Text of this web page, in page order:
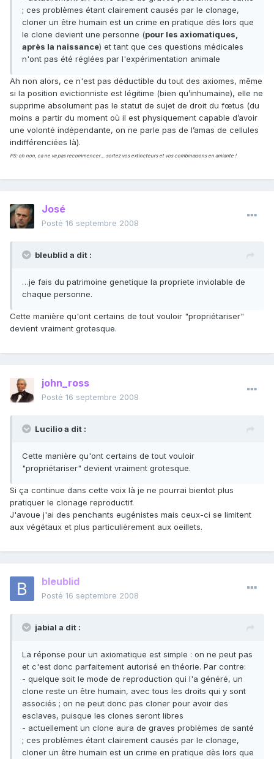
; ces problèmes étant clairement causés par le clonage,
cloner un être humain est un crime en pratique dès lors que
le clone devient une personne (pour les axiomatiques,
après la naissance) et tant que ces questions médicales
n'ont pas été réglées par l'expérimentation animale
Ah non alors, ce n'est pas déductible du tout des axiomes, même
si la position evictionniste est légitime (bien qu’inhumaine), elle ne
supprime absolument pas le statut de sujet de droit du fœtus (du
moins a partir du moment où il est physiquement capable d’avoir
une volonté indépendante, on ne parle pas de l’amas de cellules
indifférenciées là).
PS: oh non, ca ne va pas recommencer… sortez vos extincteurs et vos combinaisons en amiante !
José
Posté 16 septembre 2008
bleublid a dit :
…je fais du patrimoine genetique la propriete inviolable de
chaque personne.
Cette manière qu'ont certains de tout vouloir "propriétariser"
devient vraiment grotesque.
john_ross
Posté 16 septembre 2008
Lucilio a dit :
Cette manière qu'ont certains de tout vouloir
"propriétariser" devient vraiment grotesque.
Si ça continue dans cette voix là je ne pourrai bientot plus
pratiquer le clonage reproductif.
J'avoue j'ai des penchants eugénistes mais ceux-ci se limitent
aux végétaux et plus particulièrement aux oeillets.
bleublid
Posté 16 septembre 2008
jabial a dit :
La réponse pour un axiomatique est simple : on ne peut pas
et c'est donc parfaitement autorisé en théorie. Par contre:
- quelque soit le mode de reproduction qui l'a généré, un
clone reste un être humain, avec tous les droits qui y sont
associés ; on ne peut donc pas cloner pour avoir des
esclaves, puisque les clones seront libres
- actuellement un clone aura de graves problèmes de santé
; ces problèmes étant clairement causés par le clonage,
cloner un être humain est un crime en pratique dès lors que